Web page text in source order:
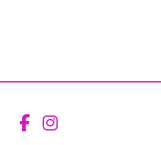
Aceder ao
Aceder ao